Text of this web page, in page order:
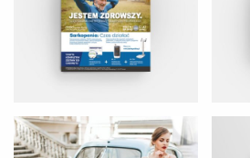
Kosmetologia i
psychokosmetologia